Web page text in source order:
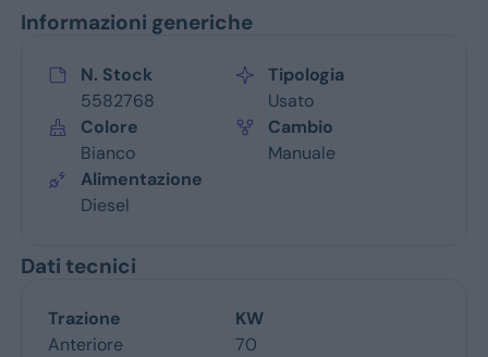
Informazioni generiche
N. Stock
5582768
Tipologia
Usato
Colore
Bianco
Cambio
Manuale
Alimentazione
Diesel
Dati tecnici
Trazione
Anteriore
KW
70